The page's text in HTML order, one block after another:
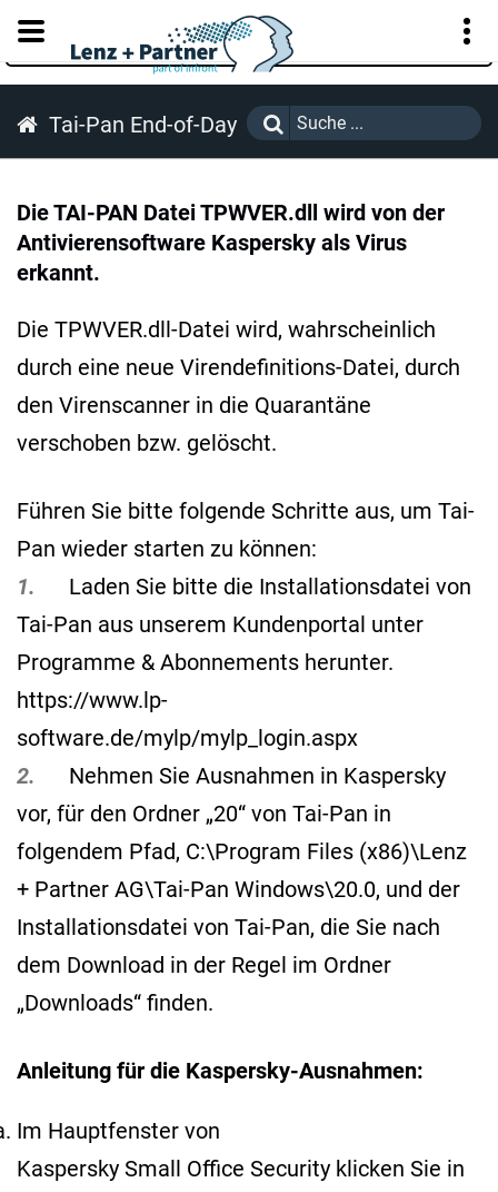
KUNDENPORTAL
Tai-Pan End-of-Day
Die TAI-PAN Datei TPWVER.dll wird von der
Antivierensoftware Kaspersky als Virus
erkannt.
Die TPWVER.dll-Datei wird, wahrscheinlich
durch eine neue Virendefinitions-Datei, durch
den Virenscanner in die Quarantäne
verschoben bzw. gelöscht.
Führen Sie bitte folgende Schritte aus, um Tai-
Pan wieder starten zu können:
1.
Laden Sie bitte die Installationsdatei von
Tai-Pan aus unserem Kundenportal unter
Programme & Abonnements herunter.
https://www.lp-
software.de/mylp/mylp_login.aspx
2.
Nehmen Sie Ausnahmen in Kaspersky
vor, für den Ordner „20“ von Tai-Pan in
folgendem Pfad, C:\Program Files (x86)\Lenz
+ Partner AG\Tai-Pan Windows\20.0, und der
Installationsdatei von Tai-Pan, die Sie nach
dem Download in der Regel im Ordner
„Downloads“ finden.
Anleitung für die Kaspersky-Ausnahmen:
Im Hauptfenster von
Kaspersky Small Office Security klicken Sie in